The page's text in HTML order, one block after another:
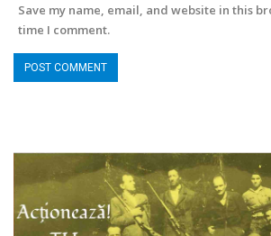
Save my name, email, and website in this
time I comment.